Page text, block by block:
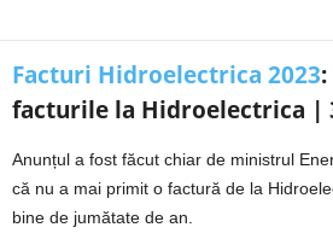
Facturi Hidroelectrica 2023
facturile la Hidroelectrica |
Anunțul a fost făcut chiar de ministrul
că nu a mai primit o factură de la
bine de jumătate de an.